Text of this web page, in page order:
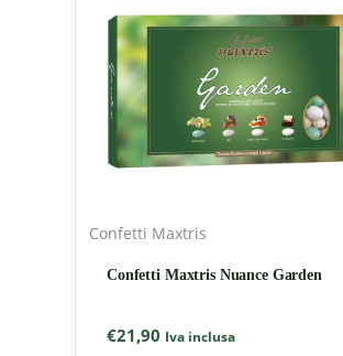
Confetti Maxtris
Confetti Maxtris Nuance Garden
€21,90 Iva inclusa